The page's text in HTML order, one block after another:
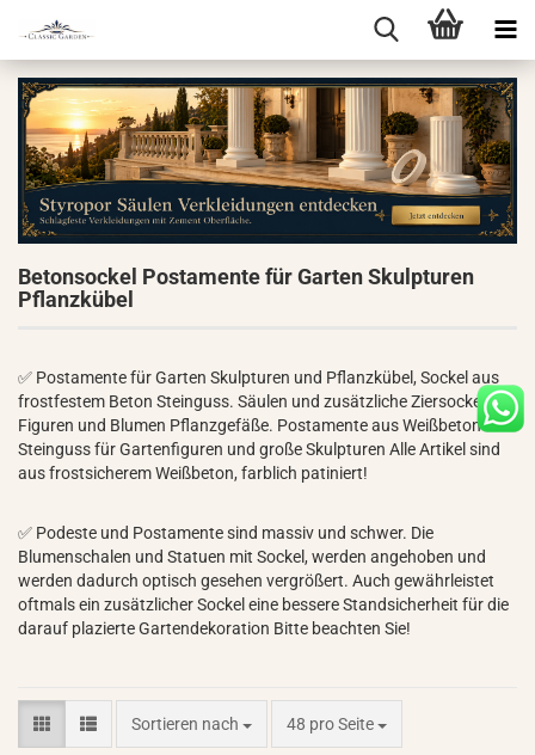
Betonsockel Postamente für Garten Skulpturen
Pflanzkübel
✅ Postamente für Garten Skulpturen und Pflanzkübel, Sockel aus
frostfestem Beton Steinguss. Säulen und zusätzliche Ziersockel für
Figuren und Blumen Pflanzgefäße. Postamente aus Weißbeton
Steinguss für Gartenfiguren und große Skulpturen Alle Artikel sind
aus frostsicherem Weißbeton, farblich patiniert!
✅ Podeste und Postamente sind massiv und schwer. Die
Blumenschalen und Statuen mit Sockel, werden angehoben und
werden dadurch optisch gesehen vergrößert. Auch gewährleistet
oftmals ein zusätzlicher Sockel eine bessere Standsicherheit für die
darauf plazierte Gartendekoration Bitte beachten Sie!
Sortieren nach
Sortieren nach 48 pro Seite
pro Seite